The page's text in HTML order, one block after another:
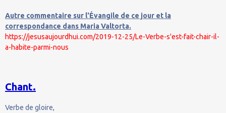
Autre commentaire sur l'Évangile de ce jour et la
correspondance dans Maria Valtorta.
https://jesusaujourdhui.com/2019-12-25/Le-Verbe-s'est-fait-chair-il-
a-habite-parmi-nous
Chant.
Verbe de gloire,